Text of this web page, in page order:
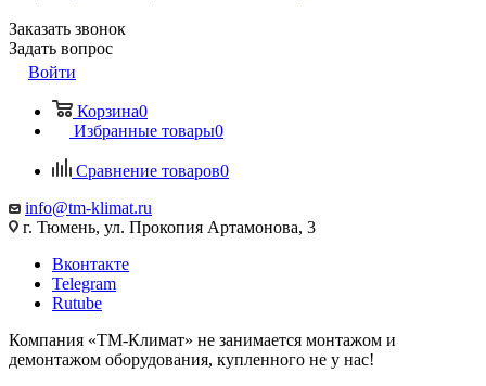
Заказать звонок
Задать вопрос
Войти
Корзина0
Избранные товары0
Сравнение товаров0
info@tm-klimat.ru
г. Тюмень, ул. Прокопия Артамонова, 3
Вконтакте
Telegram
Rutube
Компания «ТМ-Климат» не занимается монтажом и
демонтажом оборудования, купленного не у нас!